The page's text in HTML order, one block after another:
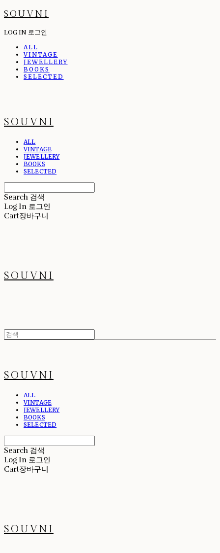
SOUVNI
LOG IN 로그인
ALL
VINTAGE
JEWELLERY
BOOKS
SELECTED
SOUVNI
ALL
VINTAGE
JEWELLERY
BOOKS
SELECTED
Search 검색
Log In 로그인
Cart장바구니
SOUVNI
SOUVNI
ALL
VINTAGE
JEWELLERY
BOOKS
SELECTED
Search 검색
Log In 로그인
Cart장바구니
SOUVNI